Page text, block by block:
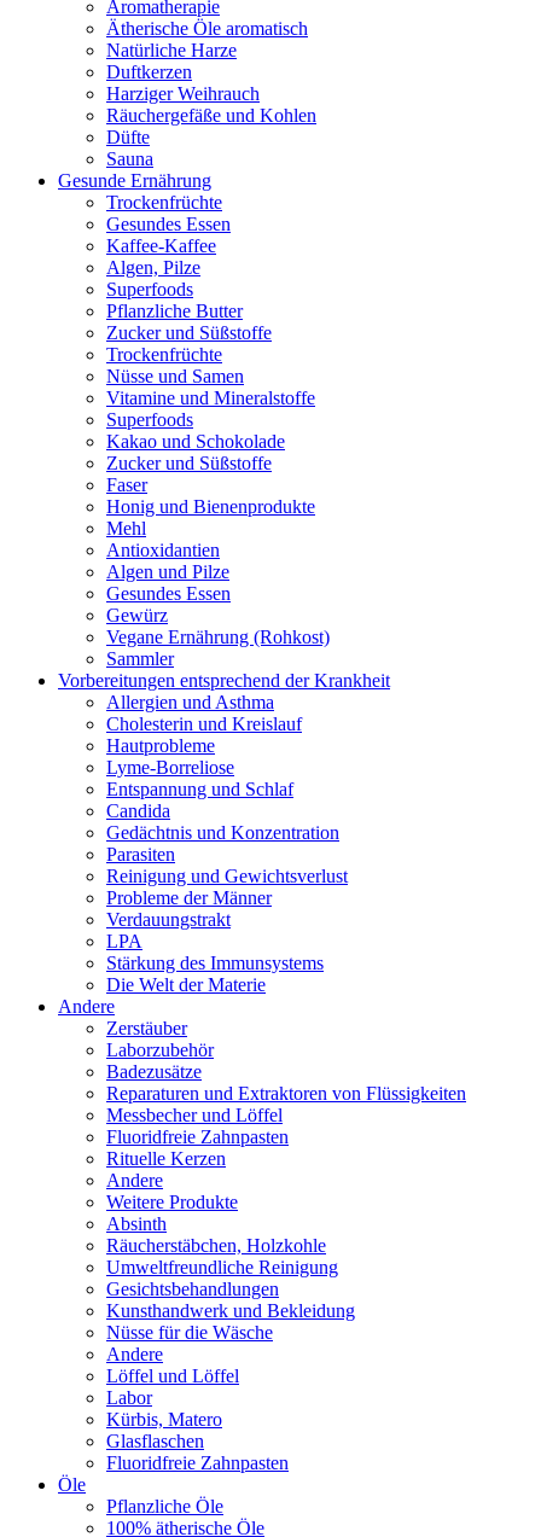
Aromatherapie
Ätherische Öle aromatisch
Natürliche Harze
Duftkerzen
Harziger Weihrauch
Räuchergefäße und Kohlen
Düfte
Sauna
Gesunde Ernährung
Trockenfrüchte
Gesundes Essen
Kaffee-Kaffee
Algen, Pilze
Superfoods
Pflanzliche Butter
Zucker und Süßstoffe
Trockenfrüchte
Nüsse und Samen
Vitamine und Mineralstoffe
Superfoods
Kakao und Schokolade
Zucker und Süßstoffe
Faser
Honig und Bienenprodukte
Mehl
Antioxidantien
Algen und Pilze
Gesundes Essen
Gewürz
Vegane Ernährung (Rohkost)
Sammler
Vorbereitungen entsprechend der Krankheit
Allergien und Asthma
Cholesterin und Kreislauf
Hautprobleme
Lyme-Borreliose
Entspannung und Schlaf
Candida
Gedächtnis und Konzentration
Parasiten
Reinigung und Gewichtsverlust
Probleme der Männer
Verdauungstrakt
LPA
Stärkung des Immunsystems
Die Welt der Materie
Andere
Zerstäuber
Laborzubehör
Badezusätze
Reparaturen und Extraktoren von Flüssigkeiten
Messbecher und Löffel
Fluoridfreie Zahnpasten
Rituelle Kerzen
Andere
Weitere Produkte
Absinth
Räucherstäbchen, Holzkohle
Umweltfreundliche Reinigung
Gesichtsbehandlungen
Kunsthandwerk und Bekleidung
Nüsse für die Wäsche
Andere
Löffel und Löffel
Labor
Kürbis, Matero
Glasflaschen
Fluoridfreie Zahnpasten
Öle
Pflanzliche Öle
100% ätherische Öle